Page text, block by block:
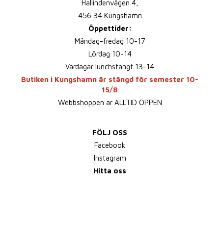
Hallindenvägen 4,
456 34 Kungshamn
Öppettider:
Måndag-fredag 10-17
Lördag 10-14
Vardagar lunchstängt 13-14
Butiken i Kungshamn är stängd för semester 10-
15/8
Webbshoppen är ALLTID ÖPPEN
FÖLJ OSS
Facebook
Instagram
Hitta oss